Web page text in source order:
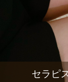
セラピ